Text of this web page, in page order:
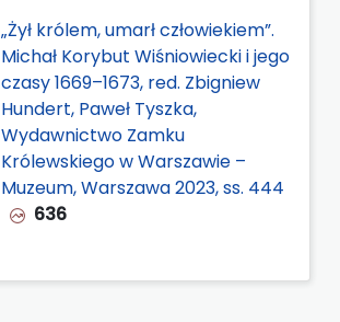
„Żył królem, umarł człowiekiem”.
Michał Korybut Wiśniowiecki i jego
czasy 1669–1673, red. Zbigniew
Hundert, Paweł Tyszka,
Wydawnictwo Zamku
Królewskiego w Warszawie –
Muzeum, Warszawa 2023, ss. 444
636